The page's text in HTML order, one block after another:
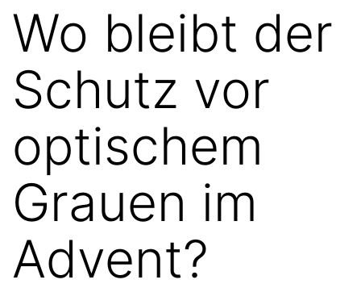
Wo bleibt der
Schutz vor
optischem
Grauen im
Advent?